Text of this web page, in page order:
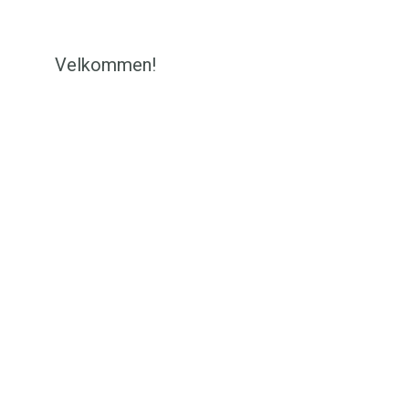
Velkommen!